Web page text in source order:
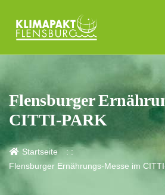
Flensburger
CITTI-PARK
Startseite
Flensburger Ernährungs-Messe im